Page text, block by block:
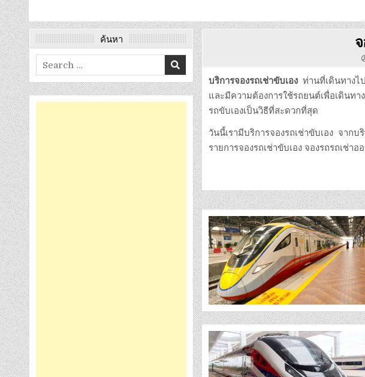
บริการจองรถเช่าขับเองท่านที่เดินทางไ
และมีความต้องการใช้รถยนต์เพื่อเดินท
รถขับเองเป็นวิธีที่สะดวกที่สุด
วันนี้เรามีบริการจองรถเช่าขับเอง จาก
รายการจองรถเช่าขับเอง จองรถรถเช่า
ค้นหา
Search
for: